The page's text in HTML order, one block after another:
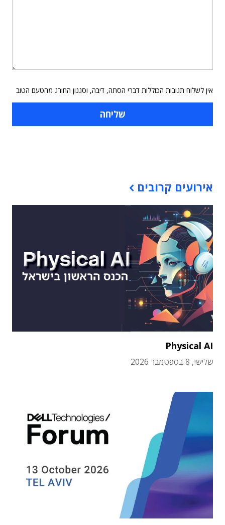
אין לשלוח תגובות הכוללות דברי הסתה, דיבה, וסגנון החורג מהטעם הטוב
אירועים קרובים
Physical AI
שלישי, 8 בספטמבר 2026